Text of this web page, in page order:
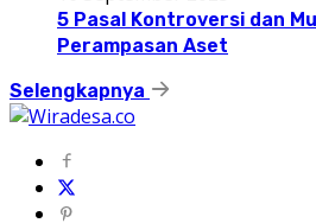
5 Pasal Kontroversi dan
Perampasan Aset
Selengkapnya